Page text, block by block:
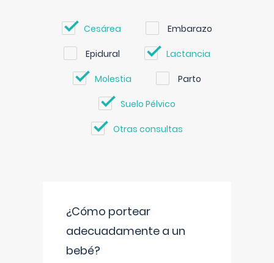
Cesárea Embarazo
Epidural Lactancia
Molestia Parto
Suelo Pélvico
Otras consultas
¿Cómo portear
adecuadamente a un
bebé?